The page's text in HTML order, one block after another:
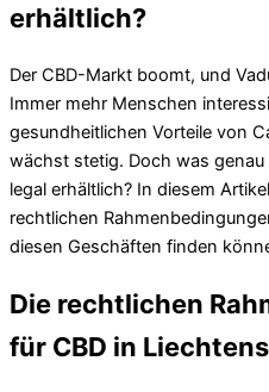
erhältlich?
Der CBD-Markt boomt, und
Immer mehr Menschen
gesundheitlichen Vorteile von
wächst stetig. Doch was
legal erhältlich? In diesem
rechtlichen
diesen Geschäften finden
Die rechtlichen
für CBD in